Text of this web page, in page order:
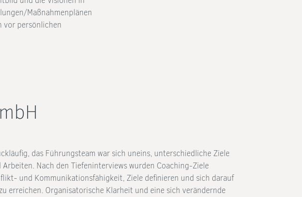
Maßnahmenplänen
vor persönlichen
das Führungsteam war sich uneins, unterschiedliche Ziele
Nach den Tiefeninterviews wurden Coaching-Ziele
und Kommunikationsfähigkeit, Ziele definieren und sich darauf
erreichen. Organisatorische Klarheit und eine sich verändernde